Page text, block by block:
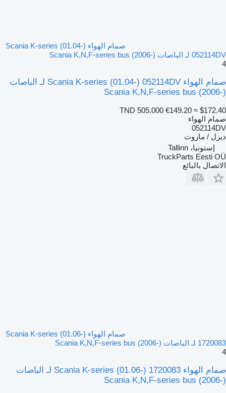
صمام الهواء Scania K-series (01.04-)
052114DV لـ الباصات Scania K,N,F-series bus (2006-)
4
صمام الهواء Scania K-series (01.04-) 052114DV لـ الباصات
Scania K,N,F-series bus (2006-)
TND 505.000 €149.20 ≈ $172.40
صمام الهواء
052114DV
ديزل / مازوت
إستونيا، Tallinn
TruckParts Eesti OÜ
الاتصال بالبائع
صمام الهواء Scania K-series (01.06-)
1720083 لـ الباصات Scania K,N,F-series bus (2006-)
4
صمام الهواء Scania K-series (01.06-) 1720083 لـ الباصات
Scania K,N,F-series bus (2006-)